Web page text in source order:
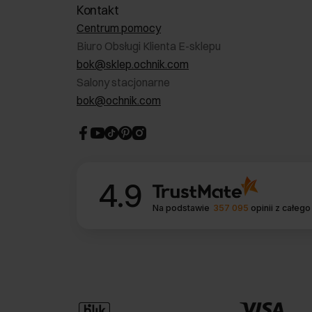
outfitach, a nawet jako uzupełnienie sportowego looku.
z
Taka torba znakomicie uzupełni elegancki
biura czy na spotkanie biznesowe.
Kontakt
Centrum pomocy
Biuro Obsługi Klienta E-sklepu
bok@sklep.ochnik.com
Salony stacjonarne
bok@ochnik.com
4.9 Na podstawie 357 095 opinii z